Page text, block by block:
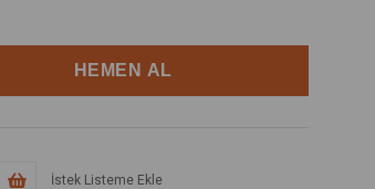
İstek Listeme Ekle